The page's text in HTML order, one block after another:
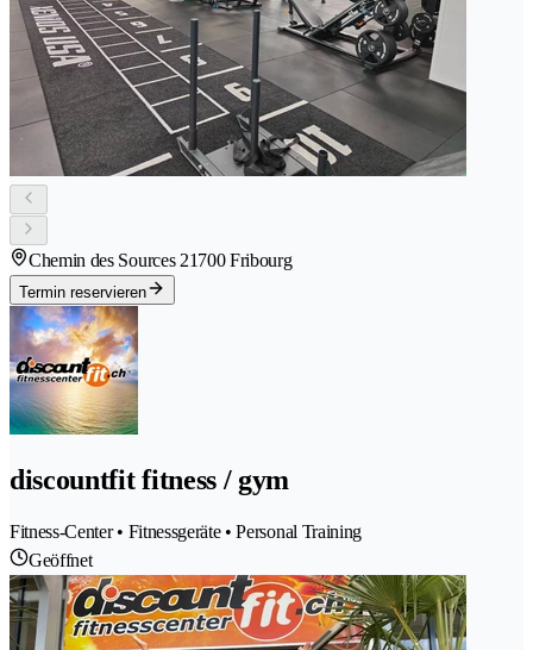
Chemin des Sources 21700 Fribourg
Termin reservieren
discountfit fitness / gym
Fitness-Center • Fitnessgeräte • Personal Training
Geöffnet